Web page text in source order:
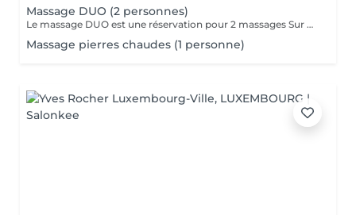
Massage DUO (2 personnes)
Le massage DUO est une réservation pour 2 massages Sur Mesure, en même temps dans la même cabine. Les 2 personnes pourront personnaliser leurs massages en fonction de leurs envies. Possibilité de demander 2 cabines séparées en arrivant sur place.
Massage pierres chaudes (1 personne)